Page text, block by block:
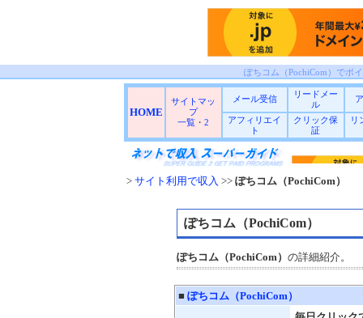
ぽちコム（PochiCom）でポ
HOME
サイトマッ
プ
一覧 ・ 2
メール受信
リードメー
ル
アフィリエイ
ト
クリック保
証
リ
> サイト利用で収入 >> ぽちコム（PochiCom）
ぽちコム（PochiCom）
ぽちコム（PochiCom） の詳細紹介。
■ ぽちコム（PochiCom）